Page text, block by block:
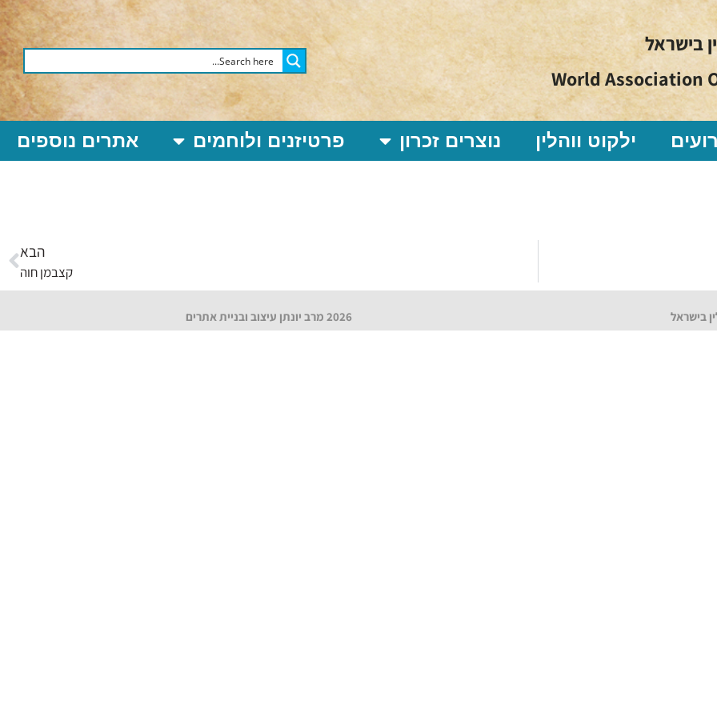
בישראל
World Association
ילקוט ווהלין נוצרים זכרון פרטיזנים ולוחמים אתרים נוספים
הבא
קצבמן חוה
2026 מרב יונתן עיצוב ובניית אתרים